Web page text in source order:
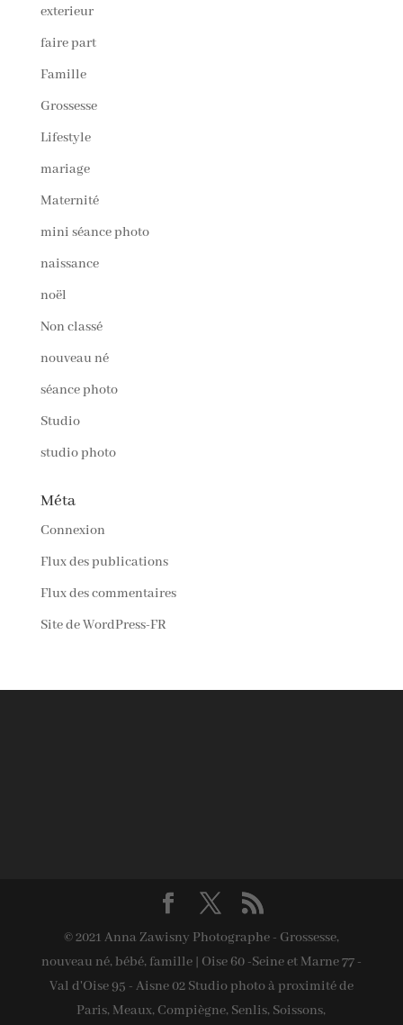
exterieur
faire part
Famille
Grossesse
Lifestyle
mariage
Maternité
mini séance photo
naissance
noël
Non classé
nouveau né
séance photo
Studio
studio photo
Méta
Connexion
Flux des publications
Flux des commentaires
Site de WordPress-FR
© 2021 Anna Zawisny Photographe - Grossesse,
nouveau né, bébé, famille | Oise 60 -Seine et Marne 77 -
Val d'Oise 95 - Aisne 02 Studio photo à proximité de
Paris, Meaux, Compiègne, Senlis, Soissons,